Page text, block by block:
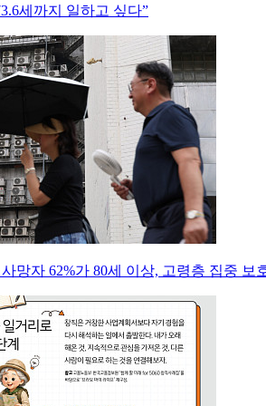
세까지 일하고 싶다”
망자 62%가 80세 이상, 고령층 집중 보